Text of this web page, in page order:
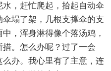
，赶忙爬起，拾起自动伞
塌了架，几根支撑伞的支
，浑身淋得像个落汤鸡，
。怎么办呢？过了一会
么办。我心里有了主意，连